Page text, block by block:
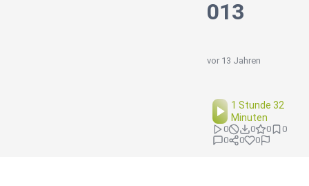
013
vor 13 Jahren
1 Stunde 32
Minuten
0 0 0
0
0
0 0